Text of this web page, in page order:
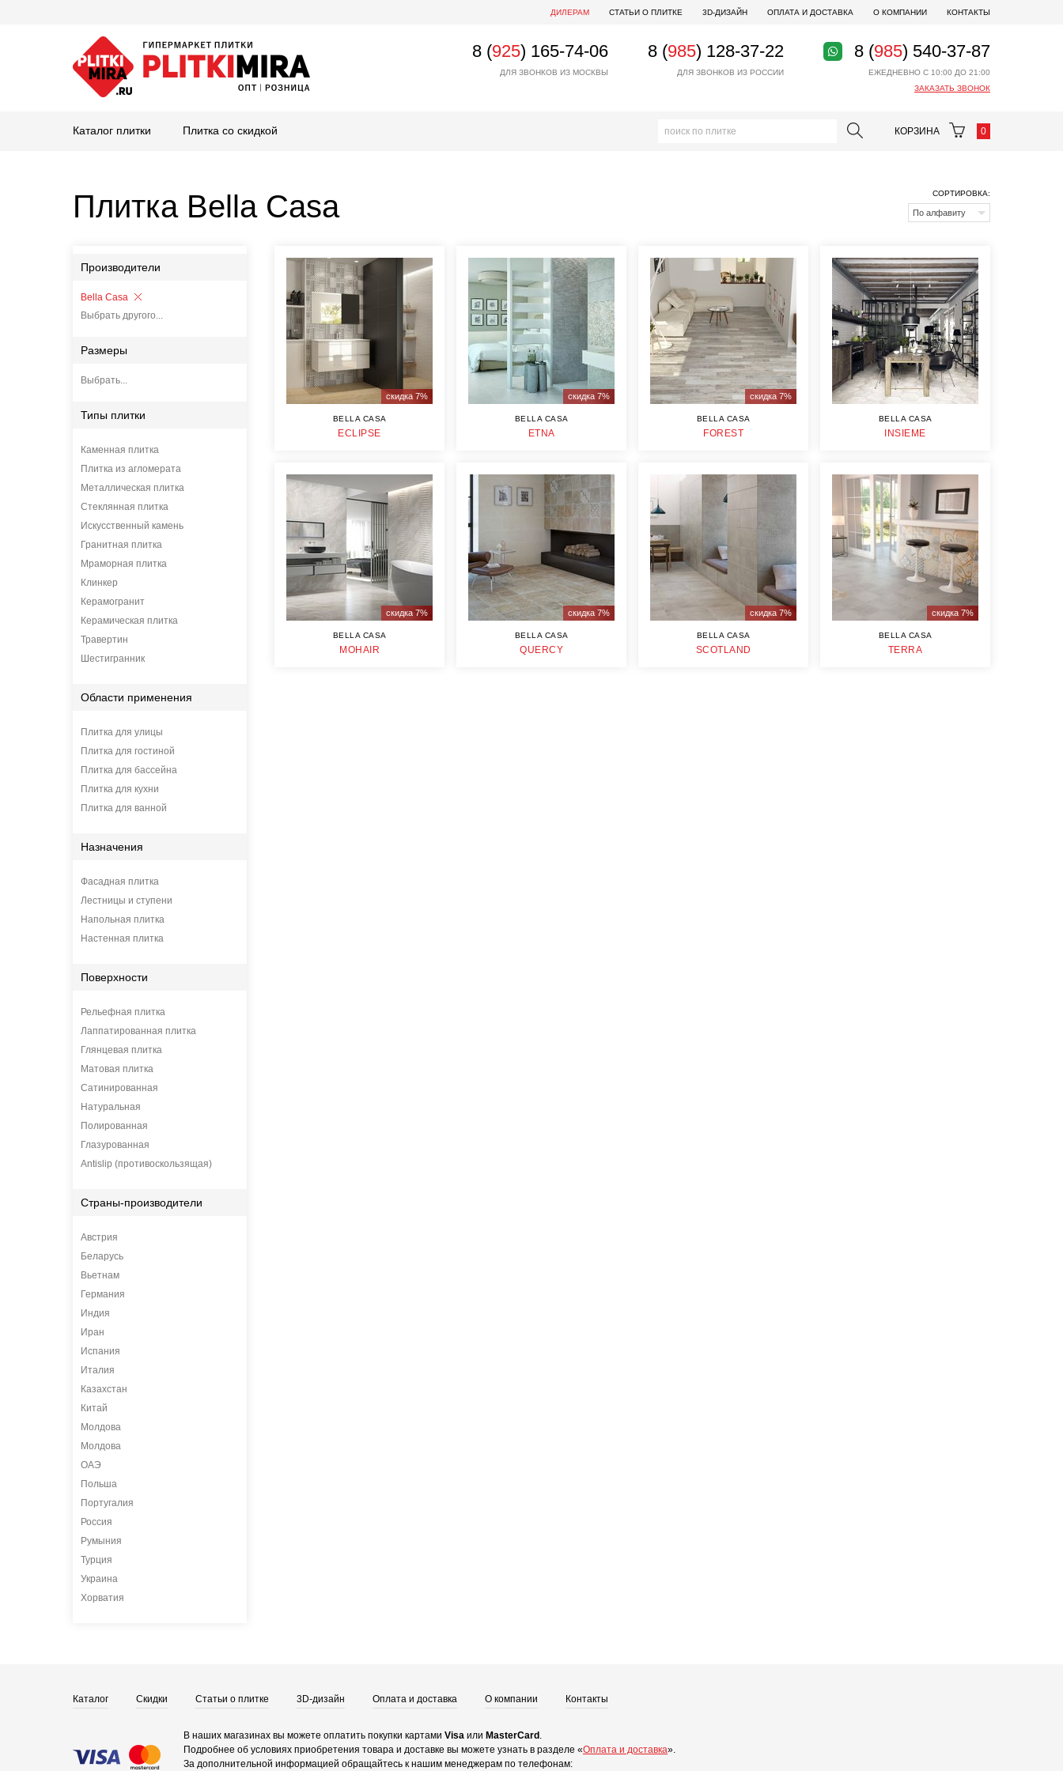
ДИЛЕРАМ СТАТЬИ О ПЛИТКЕ 3D-ДИЗАЙН ОПЛАТА И ДОСТАВКА О КОМПАНИИ КОНТАКТЫ
8 (925) 165-74-06
ДЛЯ ЗВОНКОВ ИЗ МОСКВЫ
8 (985) 128-37-22
ДЛЯ ЗВОНКОВ ИЗ РОССИИ
8 (985) 540-37-87
ЕЖЕДНЕВНО С 10:00 ДО 21:00
ЗАКАЗАТЬ ЗВОНОК
Каталог плитки Плитка со скидкой КОРЗИНА 0
Плитка Bella Casa СОРТИРОВКА:
По алфавиту
Производители
Bella Casa
Выбрать другого...
Размеры
Выбрать...
Типы плитки
Каменная плитка
Плитка из агломерата
Металлическая плитка
Стеклянная плитка
Искусственный камень
Гранитная плитка
Мраморная плитка
Клинкер
Керамогранит
Керамическая плитка
Травертин
Шестигранник
Области применения
Плитка для улицы
Плитка для гостиной
Плитка для бассейна
Плитка для кухни
Плитка для ванной
Назначения
Фасадная плитка
Лестницы и ступени
Напольная плитка
Настенная плитка
Поверхности
Рельефная плитка
Лаппатированная плитка
Глянцевая плитка
Матовая плитка
Сатинированная
Натуральная
Полированная
Глазурованная
Antislip (противоскользящая)
Страны-производители
Австрия
Беларусь
Вьетнам
Германия
Индия
Иран
Испания
Италия
Казахстан
Китай
Молдова
Молдова
ОАЭ
Польша
Португалия
Россия
Румыния
Турция
Украина
Хорватия
скидка 7%
BELLA CASA
ECLIPSE
скидка 7%
BELLA CASA
ETNA
скидка 7%
BELLA CASA
FOREST
BELLA CASA
INSIEME
скидка 7%
BELLA CASA
MOHAIR
скидка 7%
BELLA CASA
QUERCY
скидка 7%
BELLA CASA
SCOTLAND
скидка 7%
BELLA CASA
TERRA
Каталог Скидки Статьи о плитке 3D-дизайн Оплата и доставка О компании Контакты
В наших магазинах вы можете оплатить покупки картами Visa или MasterCard .
Подробнее об условиях приобретения товара и доставке вы можете узнать в разделе «Оплата и доставка».
За дополнительной информацией обращайтесь к нашим менеджерам по телефонам: